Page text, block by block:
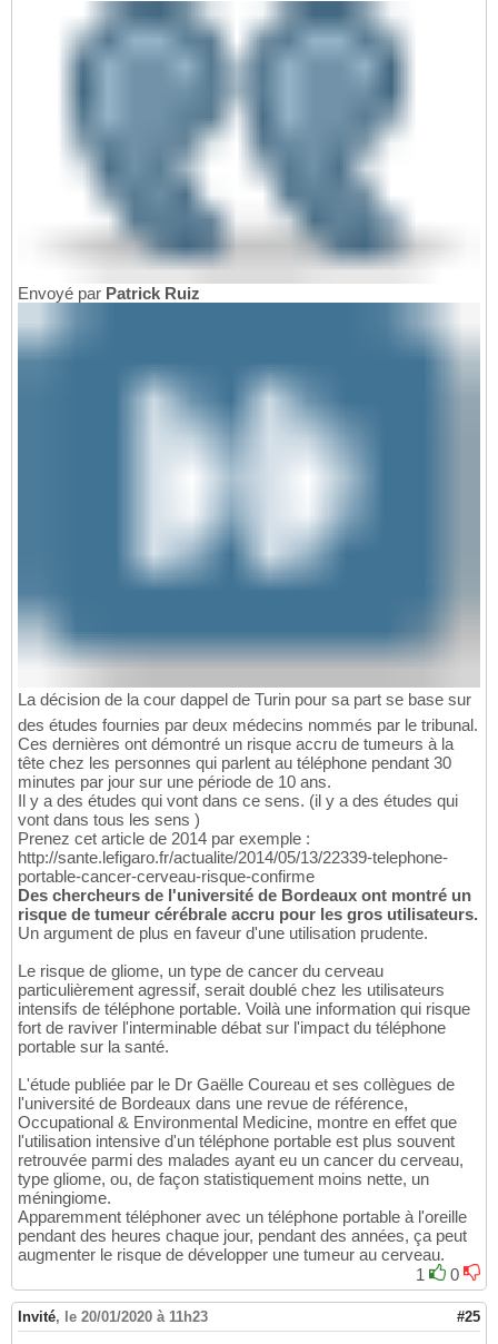
Envoyé par Patrick Ruiz
La décision de la cour dappel de Turin pour sa part se base sur
des études fournies par deux médecins nommés par le tribunal.
Ces dernières ont démontré un risque accru de tumeurs à la
tête chez les personnes qui parlent au téléphone pendant 30
minutes par jour sur une période de 10 ans.
Il y a des études qui vont dans ce sens. (il y a des études qui
vont dans tous les sens )
Prenez cet article de 2014 par exemple :
http://sante.lefigaro.fr/actualite/2014/05/13/22339-telephone-
portable-cancer-cerveau-risque-confirme
Des chercheurs de l'université de Bordeaux ont montré un
risque de tumeur cérébrale accru pour les gros utilisateurs.
Un argument de plus en faveur d'une utilisation prudente.
Le risque de gliome, un type de cancer du cerveau
particulièrement agressif, serait doublé chez les utilisateurs
intensifs de téléphone portable. Voilà une information qui risque
fort de raviver l'interminable débat sur l'impact du téléphone
portable sur la santé.
L'étude publiée par le Dr Gaëlle Coureau et ses collègues de
l'université de Bordeaux dans une revue de référence,
Occupational & Environmental Medicine, montre en effet que
l'utilisation intensive d'un téléphone portable est plus souvent
retrouvée parmi des malades ayant eu un cancer du cerveau,
type gliome, ou, de façon statistiquement moins nette, un
méningiome.
Apparemment téléphoner avec un téléphone portable à l'oreille
pendant des heures chaque jour, pendant des années, ça peut
augmenter le risque de développer une tumeur au cerveau.
1
0
Invité, le 20/01/2020 à 11h23 #25